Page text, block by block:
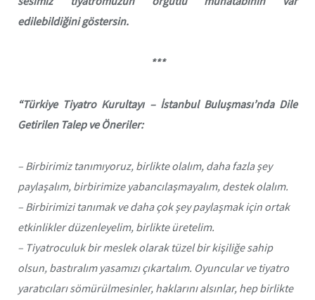
edilebildiğini göstersin.
***
“Türkiye Tiyatro Kurultayı – İstanbul Buluşması’nda Dile
Getirilen Talep ve Öneriler:
– Birbirimiz tanımıyoruz, birlikte olalım, daha fazla şey
paylaşalım, birbirimize yabancılaşmayalım, destek olalım.
– Birbirimizi tanımak ve daha çok şey paylaşmak için ortak
etkinlikler düzenleyelim, birlikte üretelim.
– Tiyatroculuk bir meslek olarak tüzel bir kişiliğe sahip
olsun, bastıralım yasamızı çıkartalım. Oyuncular ve tiyatro
yaratıcıları sömürülmesinler, haklarını alsınlar, hep birlikte